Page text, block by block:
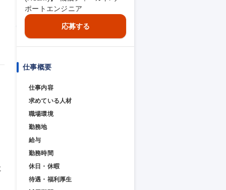
ポートエンジニア
応募する
仕事概要
仕事内容
求めている人材
職場環境
勤務地
給与
勤務時間
休日・休暇
待遇・福利厚生